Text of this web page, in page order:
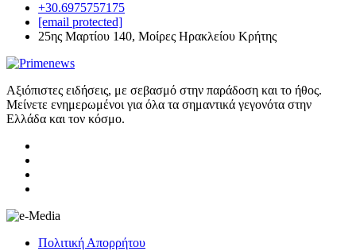
+30.6975757175
[email protected]
25ης Μαρτίου 140, Μοίρες Ηρακλείου Κρήτης
Αξιόπιστες ειδήσεις, με σεβασμό στην παράδοση και το ήθος.
Μείνετε ενημερωμένοι για όλα τα σημαντικά γεγονότα στην
Ελλάδα και τον κόσμο.
Πολιτική Απορρήτου